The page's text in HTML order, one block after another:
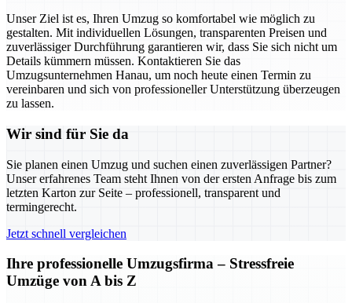
Unser Ziel ist es, Ihren Umzug so komfortabel wie möglich zu
gestalten. Mit individuellen Lösungen, transparenten Preisen und
zuverlässiger Durchführung garantieren wir, dass Sie sich nicht um
Details kümmern müssen. Kontaktieren Sie das
Umzugsunternehmen Hanau, um noch heute einen Termin zu
vereinbaren und sich von professioneller Unterstützung überzeugen
zu lassen.
Wir sind für Sie da
Sie planen einen Umzug und suchen einen zuverlässigen Partner?
Unser erfahrenes Team steht Ihnen von der ersten Anfrage bis zum
letzten Karton zur Seite – professionell, transparent und
termingerecht.
Jetzt schnell vergleichen
Ihre professionelle Umzugsfirma – Stressfreie
Umzüge von A bis Z